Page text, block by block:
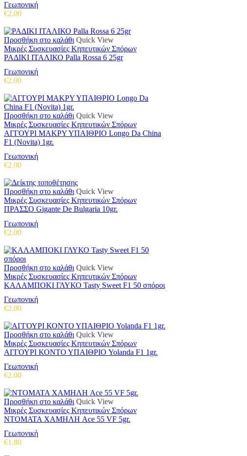
Γεωπονική
€2.00
Προσθήκη στο καλάθι Quick View
Μικρές Συσκευασίες Κηπευτικών Σπόρων
ΡΑΔΙΚΙ ΙΤΑΛΙΚΟ Palla Rossa 6 25gr
Γεωπονική
€2.00
Προσθήκη στο καλάθι Quick View
Μικρές Συσκευασίες Κηπευτικών Σπόρων
ΑΓΓΟΥΡΙ ΜΑΚΡΥ ΥΠΑΙΘΡΙΟ Longo Da China
F1 (Novita) 1gr.
Γεωπονική
€2.00
Προσθήκη στο καλάθι Quick View
Μικρές Συσκευασίες Κηπευτικών Σπόρων
ΠΡΑΣΣΟ Gigante De Bulgaria 10gr.
Γεωπονική
€2.00
Προσθήκη στο καλάθι Quick View
Μικρές Συσκευασίες Κηπευτικών Σπόρων
ΚΑΛΑΜΠΟΚΙ ΓΛΥΚΟ Tasty Sweet F1 50 σπόροι
Γεωπονική
€2.00
Προσθήκη στο καλάθι Quick View
Μικρές Συσκευασίες Κηπευτικών Σπόρων
ΑΓΓΟΥΡΙ ΚΟΝΤΟ ΥΠΑΙΘΡΙΟ Yolanda F1 1gr.
Γεωπονική
€2.00
Προσθήκη στο καλάθι Quick View
Μικρές Συσκευασίες Κηπευτικών Σπόρων
ΝΤΟΜΑΤΑ ΧΑΜΗΛΗ Ace 55 VF 5gr.
Γεωπονική
€1.80